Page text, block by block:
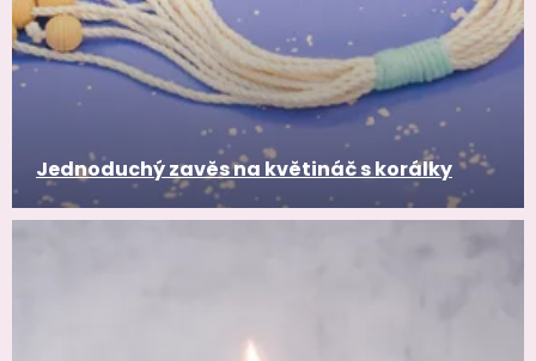
Jednoduchý zavěs na květináč s korálky